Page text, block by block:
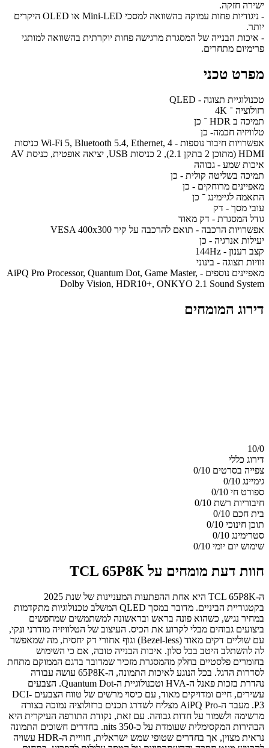
ישירה חזקה.
- ניגודיות פחות עמוקה בהשוואה למסכי Mini-LED או OLED היקרים
יותר.
- איכות הבנייה של המסגרת מרגישה פחות יוקרתית בהשוואה למותגי
פרימיום מתחרים.
מפרט טכני
טכנולוגיית תצוגה - QLED
רזולוציה ־ 4K
תמיכה ב HDR ־ כן
טלוויזיה חכמה- כן
אפשרויות חיבור נוספות - Wi-Fi 5, Bluetooth 5.4, Ethernet, 4 כניסות
HDMI (מתוכן 2 בתקן 2.1), 2 כניסות USB, יציאה אופטית, כניסת AV
איכות שמע - גבוהה
תמיכה בשליטה קולית - כן
מאפיינים מרוחקים - כן
התאמה לגיימינג ־ כן
עובי מסך - דק
גודל המסגרת - דק מאוד
אפשרויות הרכבה - תואם להרכבה על קיר VESA 400x300
יעילות אנרגיה - כן
קצב רענון - 144Hz
זוויות תצוגה - בינוני
מאפיינים נוספים - AiPQ Pro Processor, Quantum Dot, Game Master,
Dolby Vision, HDR10+, ONKYO 2.1 Sound System
דירוג המומחים
10/0
דירוג כללי
צפייה בסרטים 0/10
גימיינג 0/10
ספורט חי 0/10
חיבוריות רשת 0/10
בית חכם 0/10
תוכן חינוכי 0/10
סטרימינג 0/10
שימוש יום יומי 0/10
חוות דעת מומחים על TCL 65P8K
ה-TCL 65P8K היא אחת ההפתעות המעניינות של שנת 2025
בקטגוריית הביניים. מדובר במסך QLED המשלב טכנולוגיות מתקדמות
במחיר נגיש, כשהוא פונה בראש ובראשונה למשתמשים שמחפשים
ביצועים גבוהים מבלי לקרוע את הכיס. העיצוב של הטלוויזיה מודרני ונקי,
עם שוליים דקים מאוד (Bezel-less) וגוף אחורי דק יחסית, מה שמאפשר
לה להשתלב היטב בכל סלון. איכות הבנייה טובה, אם כי השימוש
בחומרים פלסטיים בחלק מהמסגרת מזכיר שמדובר בדגם הממוקם מתחת
לסדרות הדגל. בכל הנוגע לאיכות התמונה, ה-65P8K עושה עבודה
נהדרת בזכות פאנל ה-HVA וטכנולוגיית ה-Quantum Dot. הצבעים
עשירים, חיים ומדויקים מאוד, עם כיסוי מרשים של טווח הצבעים DCI-
P3. מעבד ה-AiPQ Pro מצליח לשדרג תכנים ברזולוציה נמוכה בצורה
מרשימה ולשמור על חדות גבוהה. עם זאת, נקודת התורפה העיקרית היא
הבהירות המקסימלית שעומדת על כ-350 nits. בחדרים חשוכים התמונה
נראית מצוין, אך בחדרים שטופי שמש ישראלית, חוויית ה-HDR עשויה